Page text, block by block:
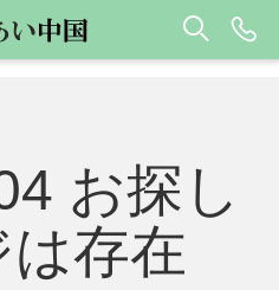
お探し
存在